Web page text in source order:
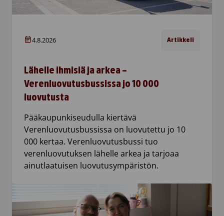
4.8.2026 Artikkeli
Lähelle ihmisiä ja arkea –
Verenluovutusbussissa jo 10 000
luovutusta
Pääkaupunkiseudulla kiertävä
Verenluovutusbussissa on luovutettu jo 10
000 kertaa. Verenluovutusbussi tuo
verenluovutuksen lähelle arkea ja tarjoaa
ainutlaatuisen luovutusympäristön.